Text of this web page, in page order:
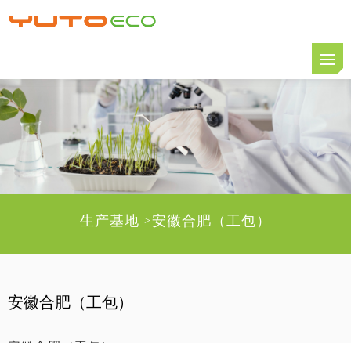
生产基地 > 安徽合肥（工包）
安徽合肥（工包）